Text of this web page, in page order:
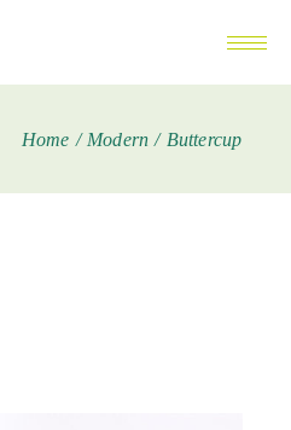
Home Modern Buttercup